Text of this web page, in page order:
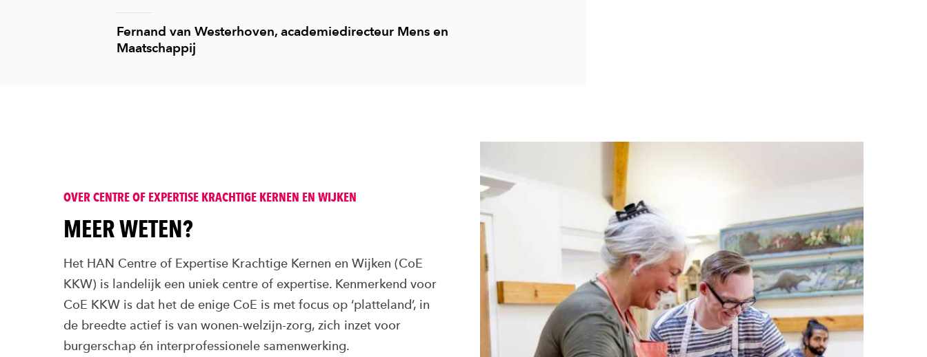
Fernand van Westerhoven, academiedirecteur Mens en
Maatschappij
OVER CENTRE OF EXPERTISE KRACHTIGE KERNEN EN WIJKEN
MEER WETEN?
Het HAN Centre of Expertise Krachtige Kernen en Wijken (CoE
KKW) is landelijk een uniek centre of expertise. Kenmerkend voor
CoE KKW is dat het de enige CoE is met focus op ‘platteland’, in
de breedte actief is van wonen-welzijn-zorg, zich inzet voor
burgerschap én interprofessionele samenwerking.